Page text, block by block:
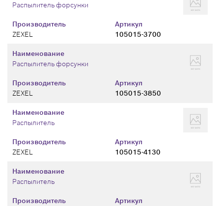
Производитель
ZEXEL
Артикул
105015-3700
Распылитель форсунки
Производитель
ZEXEL
Артикул
105015-3850
Наименование
Распылитель форсунки
Производитель
ZEXEL
Артикул
105015-4130
Наименование
Распылитель
Производитель
Артикул
Наименование
Распылитель